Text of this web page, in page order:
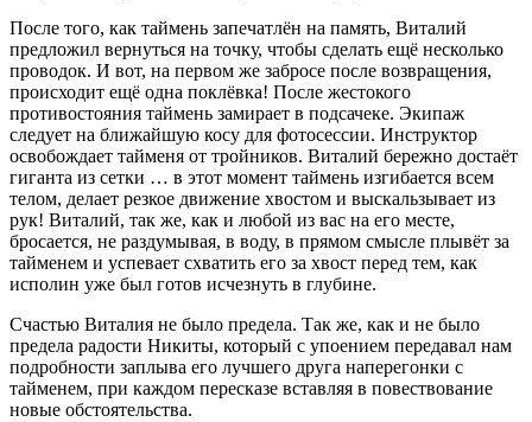
После того, как таймень запечатлён на память, Виталий
предложил вернуться на точку, чтобы сделать ещё несколько
проводок. И вот, на первом же забросе после возвращения,
происходит ещё одна поклёвка! После жестокого
противостояния таймень замирает в подсачеке. Экипаж
следует на ближайшую косу для фотосессии. Инструктор
освобождает тайменя от тройников. Виталий бережно достаёт
гиганта из сетки … в этот момент таймень изгибается всем
телом, делает резкое движение хвостом и выскальзывает из
рук! Виталий, так же, как и любой из вас на его месте,
бросается, не раздумывая, в воду, в прямом смысле плывёт за
тайменем и успевает схватить его за хвост перед тем, как
исполин уже был готов исчезнуть в глубине.
Счастью Виталия не было предела. Так же, как и не было
предела радости Никиты, который с упоением передавал нам
подробности заплыва его лучшего друга наперегонки с
тайменем, при каждом пересказе вставляя в повествование
новые обстоятельства.